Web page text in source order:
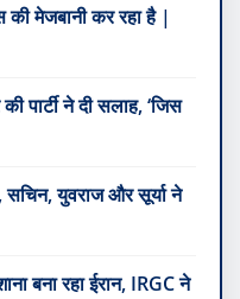
की मेजबानी कर रहा है |
पार्टी ने दी सलाह, ‘जिस
युवराज और सूर्या ने
बना रहा ईरान, IRGC ने